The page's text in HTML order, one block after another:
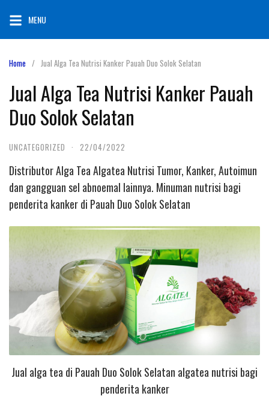
content
MENU
Home Jual Alga Tea Nutrisi Kanker Pauah Duo Solok Selatan
Jual Alga Tea Nutrisi Kanker Pauah
Duo Solok Selatan
UNCATEGORIZED · 22/04/2022
Distributor Alga Tea Algatea Nutrisi Tumor, Kanker, Autoimun
dan gangguan sel abnoemal lainnya. Minuman nutrisi bagi
penderita kanker di Pauah Duo Solok Selatan
Jual alga tea di Pauah Duo Solok Selatan algatea nutrisi bagi
penderita kanker